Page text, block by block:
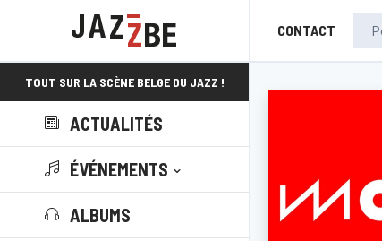
CONTACT
TOUT SUR LA SCÈNE BELGE DU JAZZ !
ACTUALITÉS
ÉVÉNEMENTS
ALBUMS